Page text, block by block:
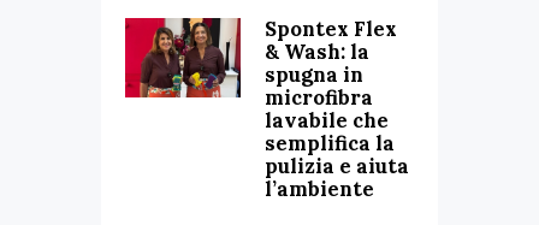
Spontex Flex
& Wash: la
spugna in
microfibra
lavabile che
semplifica la
pulizia e aiuta
l’ambiente